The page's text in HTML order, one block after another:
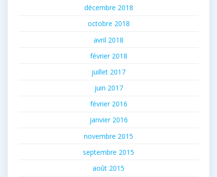
décembre 2018
octobre 2018
avril 2018
février 2018
juillet 2017
juin 2017
février 2016
janvier 2016
novembre 2015
septembre 2015
août 2015